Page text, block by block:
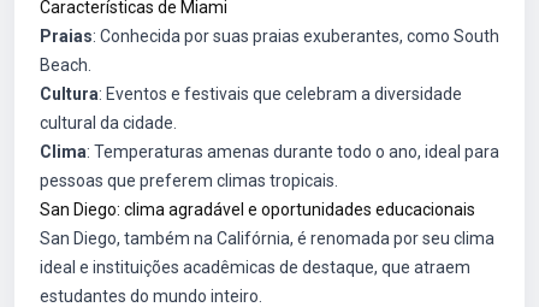
Características de Miami
Praias: Conhecida por suas praias exuberantes, como South
Beach.
Cultura: Eventos e festivais que celebram a diversidade
cultural da cidade.
Clima: Temperaturas amenas durante todo o ano, ideal para
pessoas que preferem climas tropicais.
San Diego: clima agradável e oportunidades educacionais
San Diego, também na Califórnia, é renomada por seu clima
ideal e instituições acadêmicas de destaque, que atraem
estudantes do mundo inteiro.